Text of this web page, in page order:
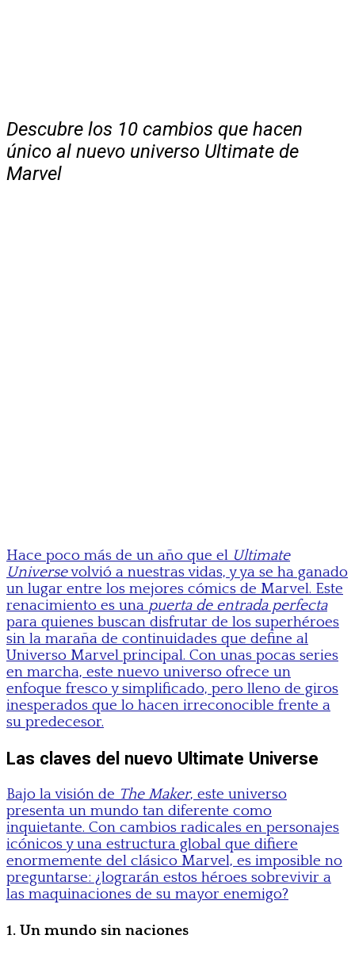
Descubre los 10 cambios que hacen
único al nuevo universo Ultimate de
Marvel
Hace poco más de un año que el Ultimate
Universevolvió a nuestras vidas, y ya se ha ganado
un lugar entre los mejores cómics de Marvel. Este
renacimiento es una puerta de entrada perfecta
para quienes buscan disfrutar de los superhéroes
sin la maraña de continuidades que define al
Universo Marvel principal. Con unas pocas series
en marcha, este nuevo universo ofrece un
enfoque fresco y simplificado, pero lleno de giros
inesperados que lo hacen irreconocible frente a
su predecesor.
Las claves del nuevo Ultimate Universe
Bajo la visión de The Maker, este universo
presenta un mundo tan diferente como
inquietante. Con cambios radicales en personajes
icónicos y una estructura global que difiere
enormemente del clásico Marvel, es imposible no
preguntarse: ¿lograrán estos héroes sobrevivir a
las maquinaciones de su mayor enemigo?
1. Un mundo sin naciones